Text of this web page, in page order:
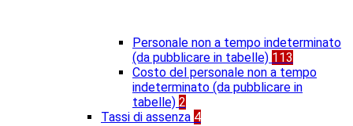
Personale non a tempo indeterminato
(da pubblicare in tabelle) 113
Costo del personale non a tempo
indeterminato (da pubblicare in
tabelle) 2
Tassi di assenza 4